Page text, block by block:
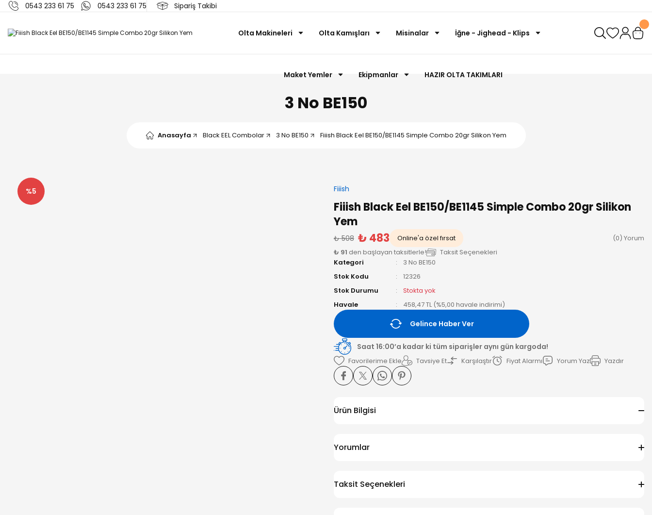
0543 233 61 75 0543 233 61 75 Sipariş Takibi
Olta Makineleri Olta Kamışları Misinalar İğne - Jighead - Klips
Maket Yemler Ekipmanlar HAZIR OLTA TAKIMLARI
3 No BE150
Anasayfa Black EEL Combolar 3 No BE150 Fiiish Black Eel BE150/BE1145 Simple Combo 20gr Silikon Yem
%5 Fiiish
Fiiish Black Eel BE150/BE1145 Simple Combo 20gr Silikon
Yem
₺ 508 ₺ 483 Online'a özel fırsat
(0) Yorum
₺ 91 den başlayan taksitlerle!
Taksit Seçenekleri
Kategori
3 No BE150
Stok Kodu
12326
Stok Durumu
Stokta yok
Havale
458,47 TL (%5,00 havale indirimi)
Gelince Haber Ver
Saat 16:00’a kadar ki tüm siparişler aynı gün kargoda!
Tavsiye Et Karşılaştır Fiyat Alarmı Yorum Yaz Yazdır
Ürün Bilgisi
Yorumlar
Taksit Seçenekleri